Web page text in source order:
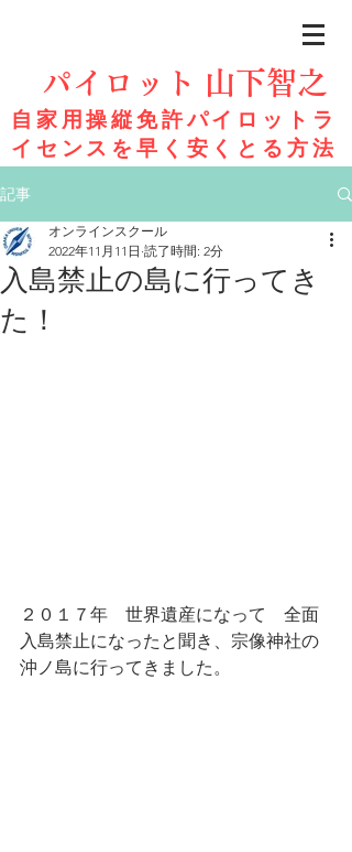
パイロット 山下智之
自家用操縦免許パイロットラ
イセンスを早く安くとる方法
記事
入島禁止の島に行ってき
た！
オンラインスクール
2022年11月11日 読了時間: 2分
２０１７年　世界遺産になって　全面
入島禁止になったと聞き、宗像神社の
沖ノ島に行ってきました。